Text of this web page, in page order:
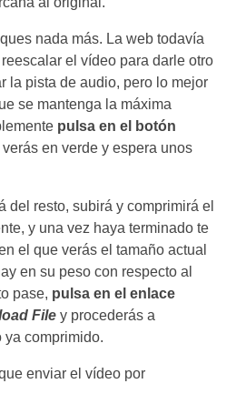
nada más. La web todavía
el vídeo para darle otro
la pista de audio, pero lo mejor
se mantenga la máxima
pulsa en el botón
en verde y espera unos
del resto, subirá y comprimirá el
y una vez haya terminado te
el que verás el tamaño actual
en su peso con respecto al
pase, pulsa en el enlace
File y procederás a
ya comprimido.
enviar el vídeo por